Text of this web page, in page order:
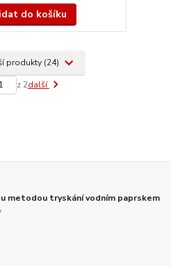
do košíku
produkty (24)
z 2další
metodou tryskání vodním paprskem